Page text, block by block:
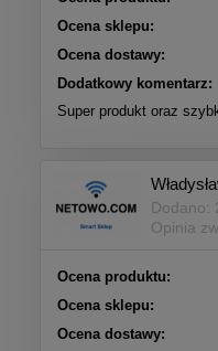
Ocena sklepu:
Ocena dostawy:
Dodatkowy komentarz:
Super produkt oraz
Dodano:
Opinia
Ocena produktu:
Ocena sklepu:
Ocena dostawy: